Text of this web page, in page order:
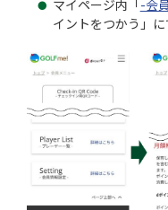
マイページ内「-会
イントをつかう」に